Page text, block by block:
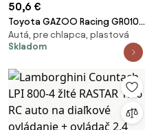
50,6 €
Toyota GAZOO Racing GR010
Hybrid čierne RASTAR 1:14 RC
auto na diaľkové ovládanie +
Autá, pre chlapca, plastová
Skladom